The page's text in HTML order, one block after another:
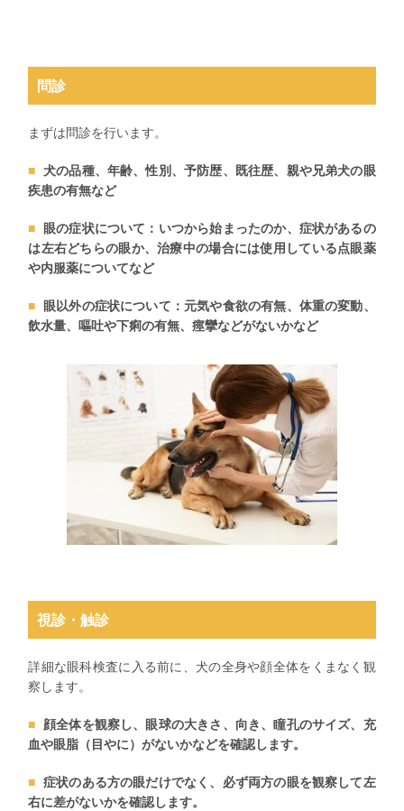
問診
まずは問診を行います。
犬の品種、年齢、性別、予防歴、既往歴、親や兄弟犬の眼
疾患の有無など
眼の症状について：いつから始まったのか、症状があるの
は左右どちらの眼か、治療中の場合には使用している点眼薬
や内服薬についてなど
眼以外の症状について：元気や食欲の有無、体重の変動、
飲水量、嘔吐や下痢の有無、痙攣などがないかなど
視診・触診
詳細な眼科検査に入る前に、犬の全身や顔全体をくまなく観
察します。
顔全体を観察し、眼球の大きさ、向き、瞳孔のサイズ、充
血や眼脂（目やに）がないかなどを確認します。
症状のある方の眼だけでなく、必ず両方の眼を観察して左
右に差がないかを確認します。